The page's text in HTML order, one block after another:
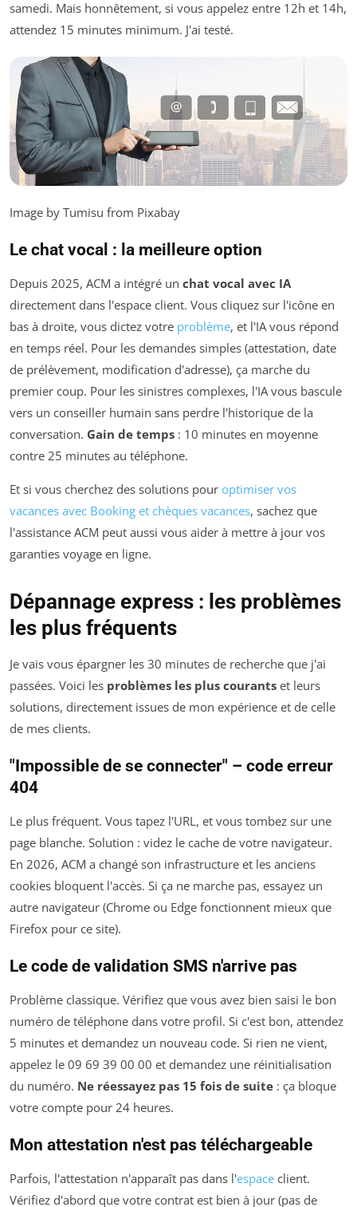
samedi. Mais honnêtement, si vous appelez entre 12h et 14h,
attendez 15 minutes minimum. J'ai testé.
Image by Tumisu from Pixabay
Le chat vocal : la meilleure option
Depuis 2025, ACM a intégré un chat vocal avec IA
directement dans l'espace client. Vous cliquez sur l'icône en
bas à droite, vous dictez votre problème, et l'IA vous répond
en temps réel. Pour les demandes simples (attestation, date
de prélèvement, modification d'adresse), ça marche du
premier coup. Pour les sinistres complexes, l'IA vous bascule
vers un conseiller humain sans perdre l'historique de la
conversation. Gain de temps : 10 minutes en moyenne
contre 25 minutes au téléphone.
Et si vous cherchez des solutions pour optimiser vos
vacances avec Booking et chèques vacances, sachez que
l'assistance ACM peut aussi vous aider à mettre à jour vos
garanties voyage en ligne.
Dépannage express : les problèmes
les plus fréquents
Je vais vous épargner les 30 minutes de recherche que j'ai
passées. Voici les problèmes les plus courants et leurs
solutions, directement issues de mon expérience et de celle
de mes clients.
"Impossible de se connecter" – code erreur
404
Le plus fréquent. Vous tapez l'URL, et vous tombez sur une
page blanche. Solution : videz le cache de votre navigateur.
En 2026, ACM a changé son infrastructure et les anciens
cookies bloquent l'accès. Si ça ne marche pas, essayez un
autre navigateur (Chrome ou Edge fonctionnent mieux que
Firefox pour ce site).
Le code de validation SMS n'arrive pas
Problème classique. Vérifiez que vous avez bien saisi le bon
numéro de téléphone dans votre profil. Si c'est bon, attendez
5 minutes et demandez un nouveau code. Si rien ne vient,
appelez le 09 69 39 00 00 et demandez une réinitialisation
du numéro. Ne réessayez pas 15 fois de suite : ça bloque
votre compte pour 24 heures.
Mon attestation n'est pas téléchargeable
Parfois, l'attestation n'apparaît pas dans l'espace client.
Vérifiez d'abord que votre contrat est bien à jour (pas de